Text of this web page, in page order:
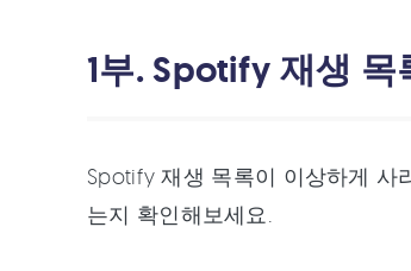
1부. Spotify 재생
Spotify 재생 목록이 이상하게 사
는지 확인해보세요.